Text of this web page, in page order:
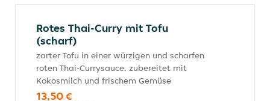
Rotes Thai-Curry mit Tofu
(scharf)
zarter Tofu in einer würzigen und scharfen
roten Thai-Currysauce, zubereitet mit
Kokosmilch und frischem Gemüse
13,50 €